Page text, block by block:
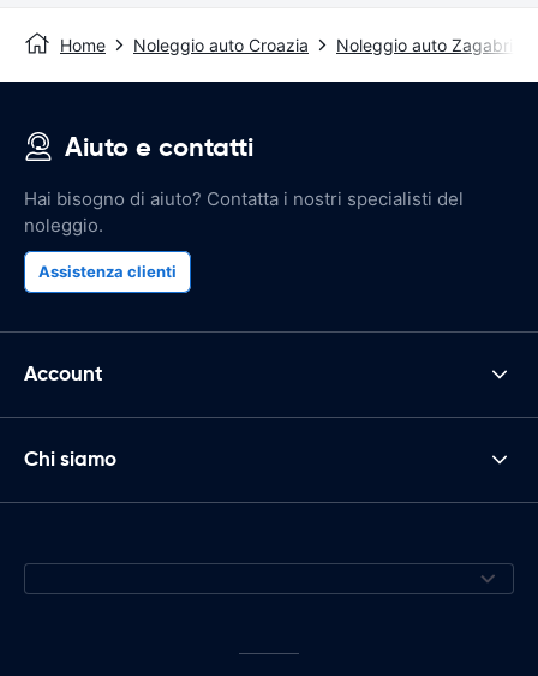
Home Noleggio auto Croazia Noleggio auto Zagabria
Aiuto e contatti
Hai bisogno di aiuto? Contatta i nostri specialisti del
noleggio.
Assistenza clienti
Account
Chi siamo